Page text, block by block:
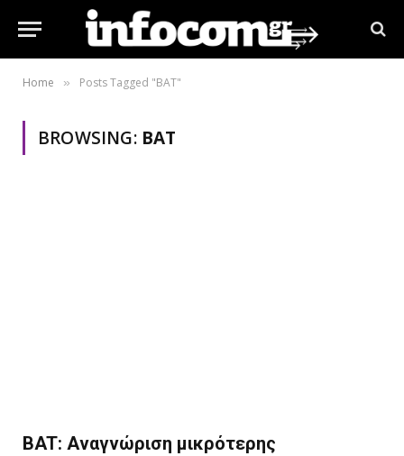
Home » Posts Tagged "BAT"
BROWSING: BAT
BAT: Aναγνώριση μικρότερης